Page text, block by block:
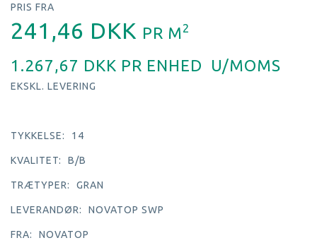
PRIS FRA
241,46 DKK PR M2
1.267,67 DKK PR ENHED U/MOMS
EKSKL. LEVERING
TYKKELSE: 14
KVALITET: B/B
TRÆTYPER: GRAN
LEVERANDØR: NOVATOP SWP
FRA: NOVATOP